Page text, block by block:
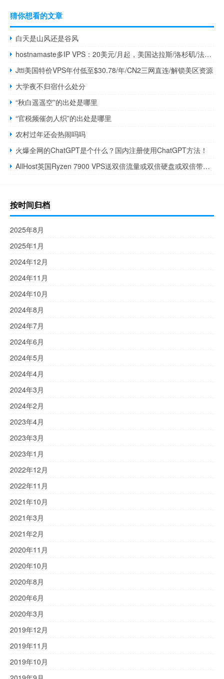
猜你想看的文章
白天是山风还是谷风
hostnamaste多IP VPS：20美元/月起，美国达拉斯/洛杉矶/法国/加拿大机房可选
Jtti美国特价VPS年付低至$30.78/年/CN2三网直连/解锁美区资源
大学夜不归宿什么处分
“秋白遥遥空”的出处是哪里
“官税频催勿人织”的出处是哪里
农村过年还会热闹吗吗
火爆全网的ChatGPT是个什么？国内注册使用ChatGPT方法！
AllHost英国Ryzen 7900 VPS送双倍流量或双倍硬盘或双倍带宽，9.5英镑/季度起
按时间归档
2025年8月
2025年1月
2024年12月
2024年11月
2024年10月
2024年8月
2024年7月
2024年6月
2024年5月
2024年4月
2024年3月
2024年2月
2023年4月
2023年3月
2023年1月
2022年12月
2022年11月
2021年10月
2021年3月
2021年2月
2020年11月
2020年10月
2020年8月
2020年6月
2020年3月
2019年12月
2019年11月
2019年10月